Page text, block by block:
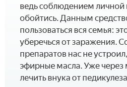
ведь соблюдением личной
обойтись. Данным
пользоваться вся семья:
уберечься от заражения.
препаратов нас не
эфирные масла. Уже через
лечить внука от